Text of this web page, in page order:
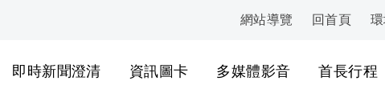
:::
網站導覽 回首頁
即時新聞澄清 資訊圖卡 多媒體影音 首長行程